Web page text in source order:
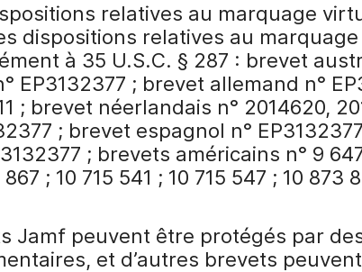
relatives au marquage
dispositions relatives au
à 35 U.S.C. § 287 : brevet
EP3132377 ; brevet allemand n°
; brevet néerlandais n° 2014620,
; brevet espagnol n°
; brevets américains n° 9
; 10 715 541 ; 10 715 547 ; 10 873
Jamf peuvent être protégés par
et d’autres brevets